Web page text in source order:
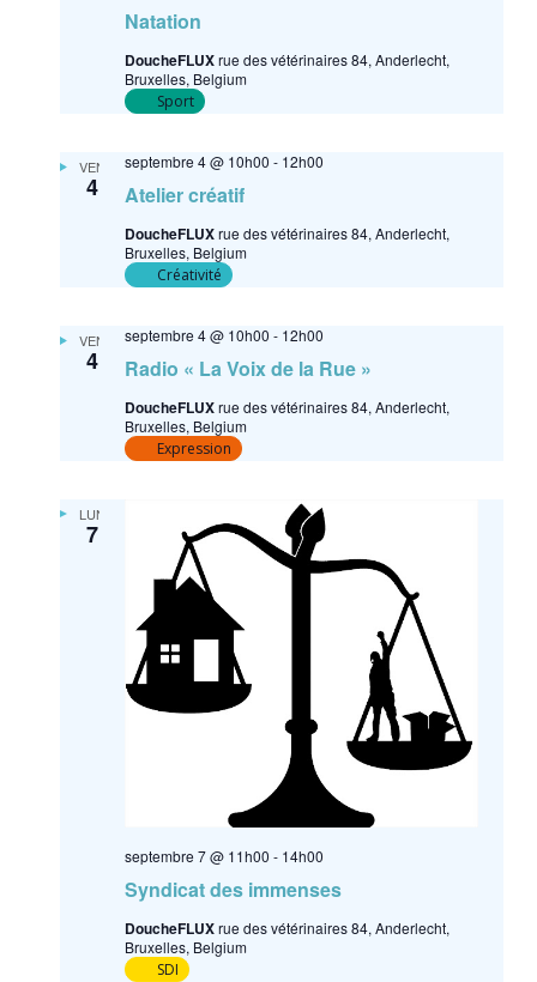
Natation
DoucheFLUXrue des vétérinaires 84, Anderlecht,
Bruxelles, Belgium
Sport
VEN
4 Atelier créatif
septembre 4 @ 10h00 - 12h00
DoucheFLUXrue des vétérinaires 84, Anderlecht,
Bruxelles, Belgium
Créativité
VEN
4 Radio « La Voix de la Rue »
septembre 4 @ 10h00 - 12h00
DoucheFLUXrue des vétérinaires 84, Anderlecht,
Bruxelles, Belgium
Expression
LUN
7
Syndicat des immenses
septembre 7 @ 11h00 - 14h00
DoucheFLUXrue des vétérinaires 84, Anderlecht,
Bruxelles, Belgium
SDI